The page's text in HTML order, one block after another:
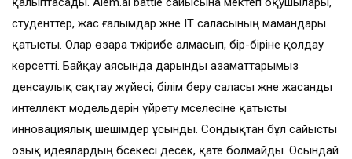
студенттер, жас ғалымдар және IT саласының мамандары
қатысты. Олар өзара тәжірибе алмасып, бір-біріне қолдау
көрсетті. Байқау аясында дарынды азаматтарымыз
денсаулық сақтау жүйесі, білім беру саласы және жасанды
интеллект модельдерін үйрету мәселесіне қатысты
инновациялық шешімдер ұсынды. Сондықтан бұл сайысты
озық идеялардың бәсекесі десек, қате болмайды. Осындай